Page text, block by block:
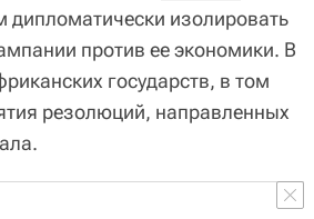
дипломатически изолировать
против ее экономики. В
государств, в том
резолюций, направленных